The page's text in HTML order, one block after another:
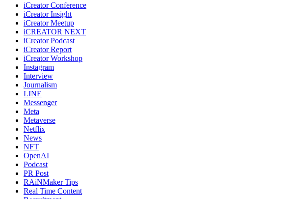
iCreator Conference
iCreator Insight
iCreator Meetup
iCREATOR NEXT
iCreator Podcast
iCreator Report
iCreator Workshop
Instagram
Interview
Journalism
LINE
Messenger
Meta
Metaverse
Netflix
News
NFT
OpenAI
Podcast
PR Post
RAiNMaker Tips
Real Time Content